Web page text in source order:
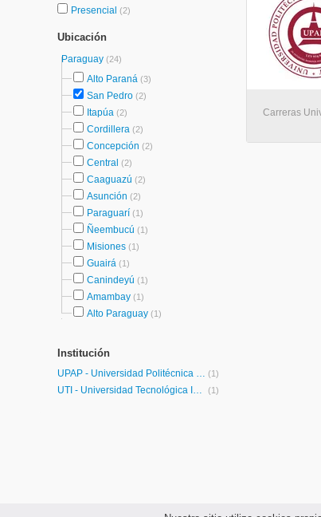
Presencial (2)
Ubicación
Paraguay (24)
Alto Paraná (3)
San Pedro (2)
Itapúa (2)
Cordillera (2)
Concepción (2)
Central (2)
Caaguazú (2)
Asunción (2)
Paraguarí (1)
Ñeembucú (1)
Misiones (1)
Guairá (1)
Canindeyú (1)
Amambay (1)
Alto Paraguay (1)
Institución
UPAP - Universidad Politécnica y Artística del Paraguay (1)
UTI - Universidad Tecnológica Intercontinental (1)
Carreras